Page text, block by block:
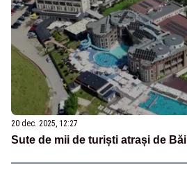
20 dec. 2025, 12:27
Sute de mii de turiști atrași de